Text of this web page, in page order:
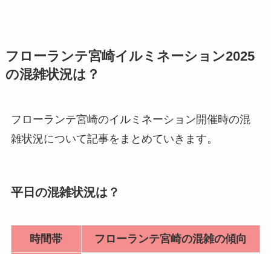
フローランテ宮崎イルミネーション2025
の混雑状況は？
フローランテ宮崎のイルミネーション開催時の混
雑状況について記事をまとめていきます。
平日の混雑状況は？
時間帯 フローランテ宮崎の混雑の傾向